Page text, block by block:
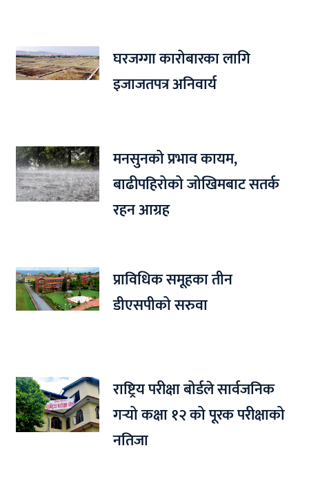
घरजग्गा कारोबारका लागि
इजाजतपत्र अनिवार्य
मनसुनको प्रभाव कायम,
बाढीपहिरोको जोखिमबाट सतर्क
रहन आग्रह
प्राविधिक समूहका तीन
डीएसपीको सरुवा
राष्ट्रिय परीक्षा बोर्डले सार्वजनिक
गर्‍यो कक्षा १२ को पूरक परीक्षाको
नतिजा